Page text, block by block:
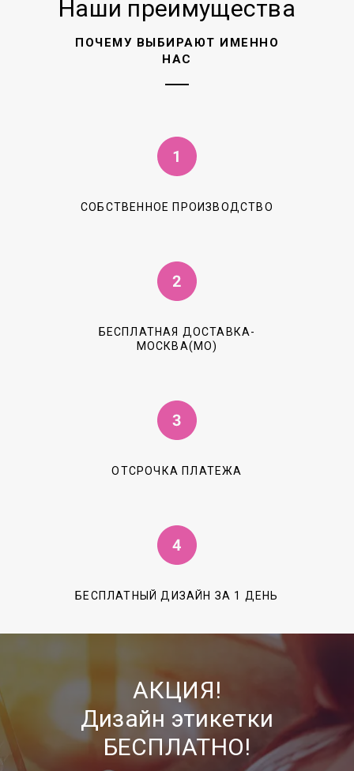
Наши преимущества
ПОЧЕМУ ВЫБИРАЮТ ИМЕННО
НАС
СОБСТВЕННОЕ ПРОИЗВОДСТВО
БЕСПЛАТНАЯ ДОСТАВКА-
МОСКВА(МО)
ОТСРОЧКА ПЛАТЕЖА
БЕСПЛАТНЫЙ ДИЗАЙН ЗА 1 ДЕНЬ
АКЦИЯ!
Дизайн этикетки
БЕСПЛАТНО!